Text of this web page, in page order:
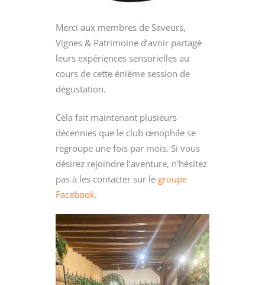
Merci aux membres de Saveurs,
Vignes & Patrimoine d’avoir partagé
leurs expériences sensorielles au
cours de cette énième session de
dégustation.
Cela fait maintenant plusieurs
décennies que le club œnophile se
regroupe une fois par mois. Si vous
désirez rejoindre l’aventure, n’hésitez
pas à les contacter sur le groupe
Facebook.